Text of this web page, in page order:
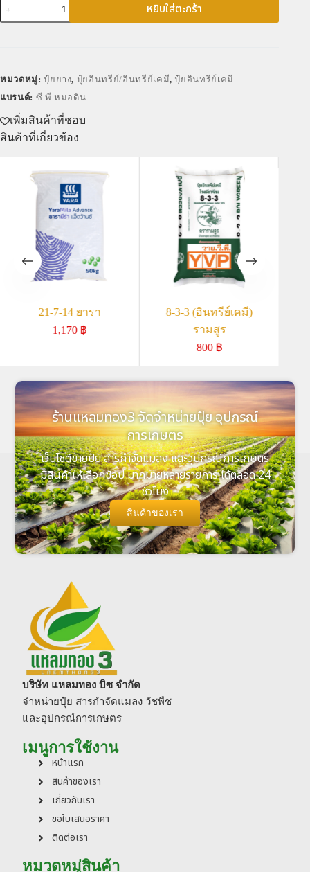
หยิบใส่ตะกร้า
หมวดหมู่:ปุ๋ยยาง, ปุ๋ยอินทรีย์/อินทรีย์เคมี,ปุ๋ยอินทรีย์เคมี
แบรนด์: ซี.พี.หมอดิน
เพิ่มสินค้าที่ชอบ
สินค้าที่เกี่ยวข้อง
21-7-14 ยารา
1,170 ฿
8-3-3 (อินทรีย์เคมี)
รามสูร
800 ฿
ร้านแหลมทอง3 จัดจำหน่ายปุ๋ย อุปกรณ์
การเกษตร
เว็บไซต์ขายปุ๋ย สารกำจัดแมลง และอุปกรณ์การเกษตร
มีสินค้าให้เลือกช้อป มากมายหลายรายการ ได้ตลอด 24
ชั่วโมง
สินค้าของเรา
บริษัท แหลมทอง บิซ จำกัด
จำหน่ายปุ๋ย สารกำจัดแมลง วัชพืช
และอุปกรณ์การเกษตร
เมนูการใช้งาน
หน้าแรก
สินค้าของเรา
เกี่ยวกับเรา
ขอใบเสนอราคา
ติดต่อเรา
หมวดหมู่สินค้า